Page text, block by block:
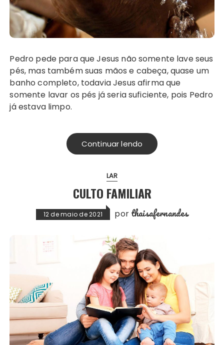
Pedro pede para que Jesus não somente lave seus
pés, mas também suas mãos e cabeça, quase um
banho completo, todavia Jesus afirma que
somente lavar os pés já seria suficiente, pois Pedro
já estava limpo.
Continuar lendo
LAR
CULTO FAMILIAR
12 de maio de 2021 por thaisafernandes